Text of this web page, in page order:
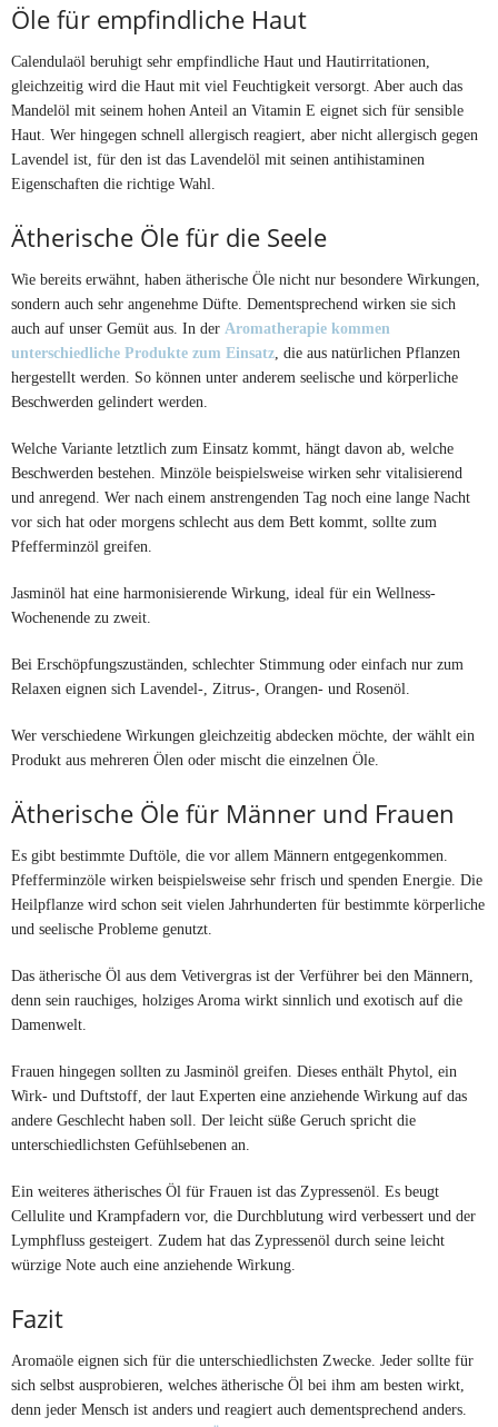
Öle für empfindliche Haut
Calendulaöl beruhigt sehr empfindliche Haut und Hautirritationen,
gleichzeitig wird die Haut mit viel Feuchtigkeit versorgt. Aber auch das
Mandelöl mit seinem hohen Anteil an Vitamin E eignet sich für sensible
Haut. Wer hingegen schnell allergisch reagiert, aber nicht allergisch gegen
Lavendel ist, für den ist das Lavendelöl mit seinen antihistaminen
Eigenschaften die richtige Wahl.
Ätherische Öle für die Seele
Wie bereits erwähnt, haben ätherische Öle nicht nur besondere Wirkungen,
sondern auch sehr angenehme Düfte. Dementsprechend wirken sie sich
auch auf unser Gemüt aus. In der Aromatherapie kommen
unterschiedliche Produkte zum Einsatz , die aus natürlichen Pflanzen
hergestellt werden. So können unter anderem seelische und körperliche
Beschwerden gelindert werden.
Welche Variante letztlich zum Einsatz kommt, hängt davon ab, welche
Beschwerden bestehen. Minzöle beispielsweise wirken sehr vitalisierend
und anregend. Wer nach einem anstrengenden Tag noch eine lange Nacht
vor sich hat oder morgens schlecht aus dem Bett kommt, sollte zum
Pfefferminzöl greifen.
Jasminöl hat eine harmonisierende Wirkung, ideal für ein Wellness-
Wochenende zu zweit.
Bei Erschöpfungszuständen, schlechter Stimmung oder einfach nur zum
Relaxen eignen sich Lavendel-, Zitrus-, Orangen- und Rosenöl.
Wer verschiedene Wirkungen gleichzeitig abdecken möchte, der wählt ein
Produkt aus mehreren Ölen oder mischt die einzelnen Öle.
Ätherische Öle für Männer und Frauen
Es gibt bestimmte Duftöle, die vor allem Männern entgegenkommen.
Pfefferminzöle wirken beispielsweise sehr frisch und spenden Energie. Die
Heilpflanze wird schon seit vielen Jahrhunderten für bestimmte körperliche
und seelische Probleme genutzt.
Das ätherische Öl aus dem Vetivergras ist der Verführer bei den Männern,
denn sein rauchiges, holziges Aroma wirkt sinnlich und exotisch auf die
Damenwelt.
Frauen hingegen sollten zu Jasminöl greifen. Dieses enthält Phytol, ein
Wirk- und Duftstoff, der laut Experten eine anziehende Wirkung auf das
andere Geschlecht haben soll. Der leicht süße Geruch spricht die
unterschiedlichsten Gefühlsebenen an.
Ein weiteres ätherisches Öl für Frauen ist das Zypressenöl. Es beugt
Cellulite und Krampfadern vor, die Durchblutung wird verbessert und der
Lymphfluss gesteigert. Zudem hat das Zypressenöl durch seine leicht
würzige Note auch eine anziehende Wirkung.
Fazit
Aromaöle eignen sich für die unterschiedlichsten Zwecke. Jeder sollte für
sich selbst ausprobieren, welches ätherische Öl bei ihm am besten wirkt,
denn jeder Mensch ist anders und reagiert auch dementsprechend anders.